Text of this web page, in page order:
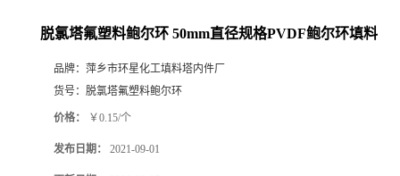
脱氯塔氟塑料鲍尔环 50mm直径规格PVDF鲍尔环填料
品牌： 萍乡市环星化工填料塔内件厂
货号： 脱氯塔氟塑料鲍尔环
价格： ￥0.15/个
发布日期： 2021-09-01